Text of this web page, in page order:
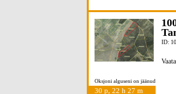
Oksjoni alguseni on jäänud
30 p, 22 h 27 m
ID: